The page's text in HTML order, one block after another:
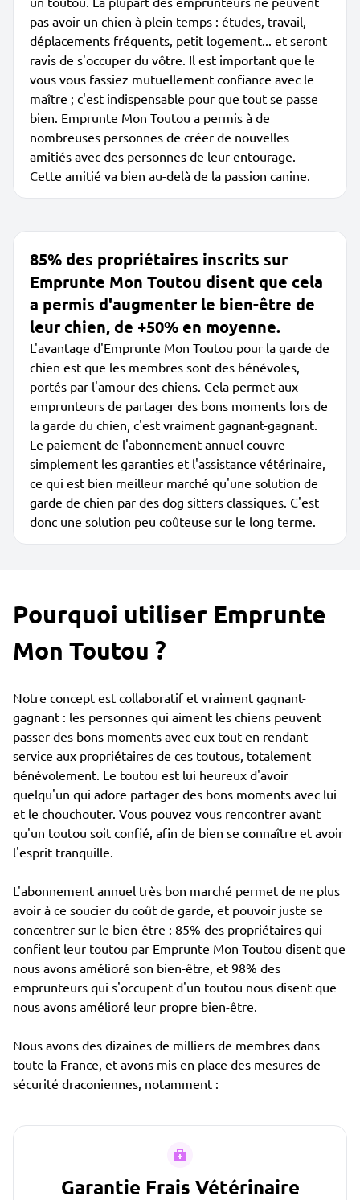
pas avoir un chien à plein temps : études, travail,
déplacements fréquents, petit logement... et seront
ravis de s'occuper du vôtre. Il est important que le
vous vous fassiez mutuellement confiance avec le
maître ; c'est indispensable pour que tout se passe
bien. Emprunte Mon Toutou a permis à de
nombreuses personnes de créer de nouvelles
amitiés avec des personnes de leur entourage.
Cette amitié va bien au-delà de la passion canine.
85% des propriétaires inscrits sur
Emprunte Mon Toutou disent que cela
a permis d'augmenter le bien-être de
leur chien, de +50% en moyenne.
L'avantage d'Emprunte Mon Toutou pour la garde de
chien est que les membres sont des bénévoles,
portés par l'amour des chiens. Cela permet aux
emprunteurs de partager des bons moments lors de
la garde du chien, c'est vraiment gagnant-gagnant.
Le paiement de l'abonnement annuel couvre
simplement les garanties et l'assistance vétérinaire,
ce qui est bien meilleur marché qu'une solution de
garde de chien par des dog sitters classiques. C'est
donc une solution peu coûteuse sur le long terme.
Pourquoi utiliser Emprunte
Mon Toutou ?
Notre concept est collaboratif et vraiment gagnant-
gagnant : les personnes qui aiment les chiens peuvent
passer des bons moments avec eux tout en rendant
service aux propriétaires de ces toutous, totalement
bénévolement. Le toutou est lui heureux d'avoir
quelqu'un qui adore partager des bons moments avec lui
et le chouchouter. Vous pouvez vous rencontrer avant
qu'un toutou soit confié, afin de bien se connaître et avoir
l'esprit tranquille.
L'abonnement annuel très bon marché permet de ne plus
avoir à ce soucier du coût de garde, et pouvoir juste se
concentrer sur le bien-être : 85% des propriétaires qui
confient leur toutou par Emprunte Mon Toutou disent que
nous avons amélioré son bien-être, et 98% des
emprunteurs qui s'occupent d'un toutou nous disent que
nous avons amélioré leur propre bien-être.
Nous avons des dizaines de milliers de membres dans
toute la France, et avons mis en place des mesures de
sécurité draconiennes, notamment :
Garantie Frais Vétérinaire